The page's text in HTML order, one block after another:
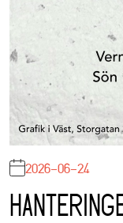
2026-06-24